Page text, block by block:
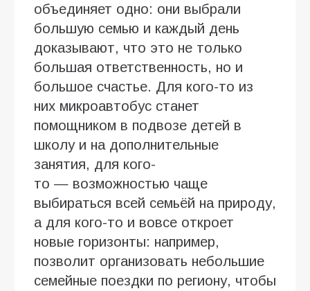
объединяет одно: они выбрали
большую семью и каждый день
доказывают, что это не только
большая ответственность, но и
большое счастье. Для кого-то из
них микроавтобус станет
помощником в подвозе детей в
школу и на дополнительные
занятия, для кого-
то — возможностью чаще
выбираться всей семьёй на природу,
а для кого-то и вовсе откроет
новые горизонты: например,
позволит организовать небольшие
семейные поездки по региону, чтобы